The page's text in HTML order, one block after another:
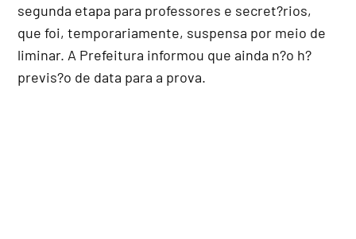
segunda etapa para professores e secret?rios,
que foi, temporariamente, suspensa por meio de
liminar. A Prefeitura informou que ainda n?o h?
previs?o de data para a prova.